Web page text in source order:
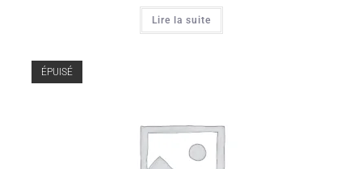
Lire la suite
ÉPUISÉ